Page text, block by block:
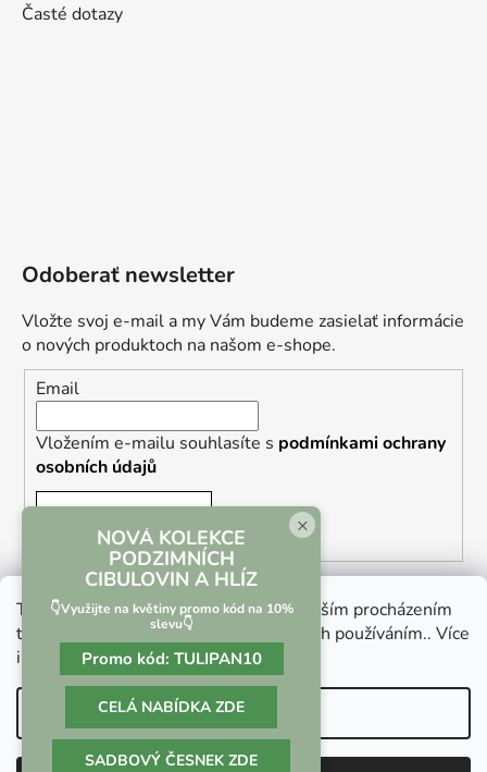
Tento web používá soubory cookie. Dalším procházením
tohoto webu vyjadřujete souhlas s jejich používáním.. Více
informacízde.
Nastavenie
Časté dotazy
Odoberať newsletter
Vložte svoj e-mail a my Vám budeme zasielať informácie
o nových produktoch na našom e-shope.
Email
Vložením e-mailu souhlasíte s podmínkami ochrany
osobních údajů
Vrácení zboží a reklamace Kontaktní formulář
Vytvoril Shoptet
×
NOVÁ KOLEKCE
PODZIMNÍCH
CIBULOVIN A HLÍZ
👇Využijte na květiny promo kód na 10%
slevu👇
Promo kód: TULIPAN10
CELÁ NABÍDKA ZDE
SADBOVÝ ČESNEK ZDE